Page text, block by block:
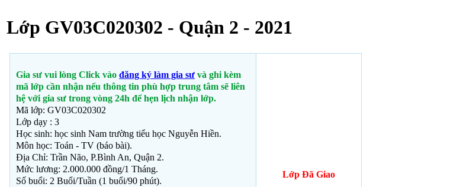
Lớp GV03C020302 - Quận 2 - 2021
Gia sư vui lòng Click vào đăng ký làm gia sư và ghi kèm
mã lớp cần nhận nếu thông tin phù hợp trung tâm sẽ liên
hệ với gia sư trong vòng 24h để hẹn lịch nhận lớp.
Mã lớp: GV03C020302
Lớp dạy : 3
Học sinh: học sinh Nam trường tiểu học Nguyễn Hiền.
Môn học: Toán - TV (báo bài).
Địa Chỉ: Trần Não, P.Bình An, Quận 2.
Mức lương: 2.000.000 đồng/1 Tháng.
Số buổi: 2 Buổi/Tuần (1 buổi/90 phút).
Lớp Đã Giao